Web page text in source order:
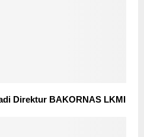
Direktur BAKORNAS LKMI